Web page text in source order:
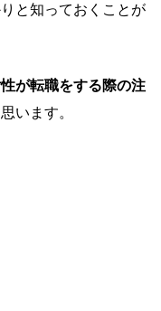
と知っておくことが
性が転職をする際の注
います。